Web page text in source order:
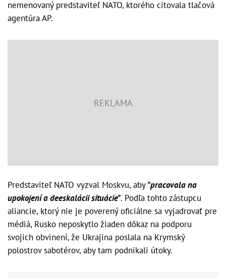
nemenovaný predstaviteľ NATO, ktorého citovala tlačová
agentúra AP.
Predstaviteľ NATO vyzval Moskvu, aby"pracovala na
upokojení a deeskalácii situácie". Podľa tohto zástupcu
aliancie, ktorý nie je poverený oficiálne sa vyjadrovať pre
médiá, Rusko neposkytlo žiaden dôkaz na podporu
svojich obvinení, že Ukrajina poslala na Krymský
polostrov sabotérov, aby tam podnikali útoky.